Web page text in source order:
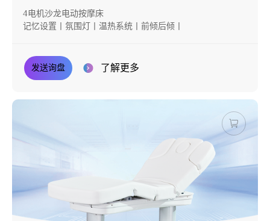
4电机沙龙电动按摩床
记忆设置丨氛围灯丨温热系统丨前倾后倾丨
发送询盘 了解更多